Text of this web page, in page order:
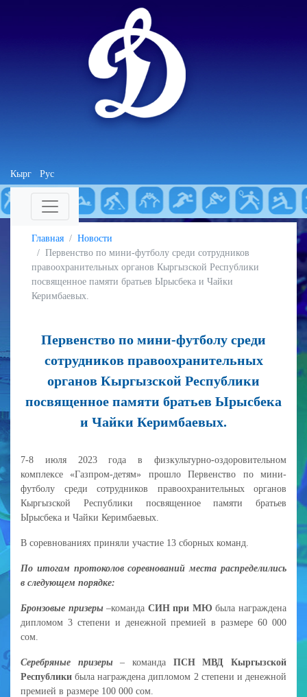
Кырг Рус
Главная
Новости
Первенство по мини-футболу среди сотрудников
правоохранительных органов Кыргызской Республики
посвященное памяти братьев Ырысбека и Чайки
Керимбаевых.
Первенство по мини-футболу среди
сотрудников правоохранительных
органов Кыргызской Республики
посвященное памяти братьев Ырысбека
и Чайки Керимбаевых.
7-8 июля 2023 года в физкультурно-оздоровительном
комплексе «Газпром-детям» прошло Первенство по мини-
футболу среди сотрудников правоохранительных органов
Кыргызской Республики посвященное памяти братьев
Ырысбека и Чайки Керимбаевых.
В соревнованиях приняли участие 13 сборных команд.
По итогам протоколов соревнований места распределились
в следующем порядке:
Бронзовые призеры –команда СИН при МЮ была награждена
дипломом 3 степени и денежной премией в размере 60 000
сом.
Серебряные призеры– команда ПСН МВД Кыргызской
Республики была награждена дипломом 2 степени и денежной
премией в размере 100 000 сом.